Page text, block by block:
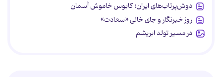
دوش‌پرتاب‌های ایران؛ کابوس خاموش آسمان
روز خبرنگار و جای خالی «سعادت»
در مسیر تولد ابریشم